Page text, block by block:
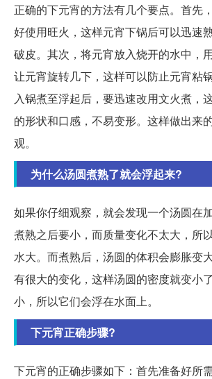
正确的下元宵的方法有几个要点。首先
好使用旺火，这样元宵下锅后可以迅速
破皮。其次，将元宵放入烧开的水中，
让元宵旋转几下，这样可以防止元宵粘
入锅煮至浮起后，要迅速改用文火煮，
的形状和口感，不易变形。这样做出来
观。
为什么汤圆煮熟了就会浮起来?
如果你仔细观察，就会发现一个汤圆在
煮熟之后要小，而质量变化不太大，所
水大。而煮熟后，汤圆的体积会膨胀变
有很大的变化，这样汤圆的密度就变小
小，所以它们会浮在水面上。
下元宵正确步骤?
下元宵的正确步骤如下：首先准备好所